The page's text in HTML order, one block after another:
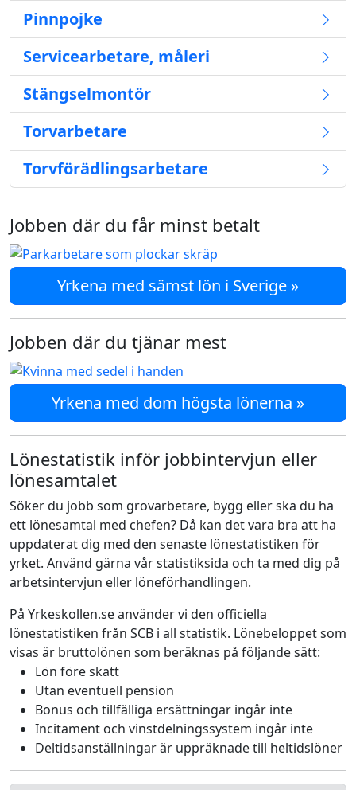
Pinnpojke
Servicearbetare, måleri
Stängselmontör
Torvarbetare
Torvförädlingsarbetare
Jobben där du får minst betalt
Yrkena med sämst lön i Sverige »
Jobben där du tjänar mest
Yrkena med dom högsta lönerna »
Lönestatistik inför jobbintervjun eller
lönesamtalet
Söker du jobb som grovarbetare, bygg eller ska du ha
ett lönesamtal med chefen? Då kan det vara bra att ha
uppdaterat dig med den senaste lönestatistiken för
yrket. Använd gärna vår statistiksida och ta med dig på
arbetsintervjun eller löneförhandlingen.
På Yrkeskollen.se använder vi den officiella
lönestatistiken från SCB i all statistik. Lönebeloppet som
visas är bruttolönen som beräknas på följande sätt:
Lön före skatt
Utan eventuell pension
Bonus och tillfälliga ersättningar ingår inte
Incitament och vinstdelningssystem ingår inte
Deltidsanställningar är uppräknade till heltidslöner